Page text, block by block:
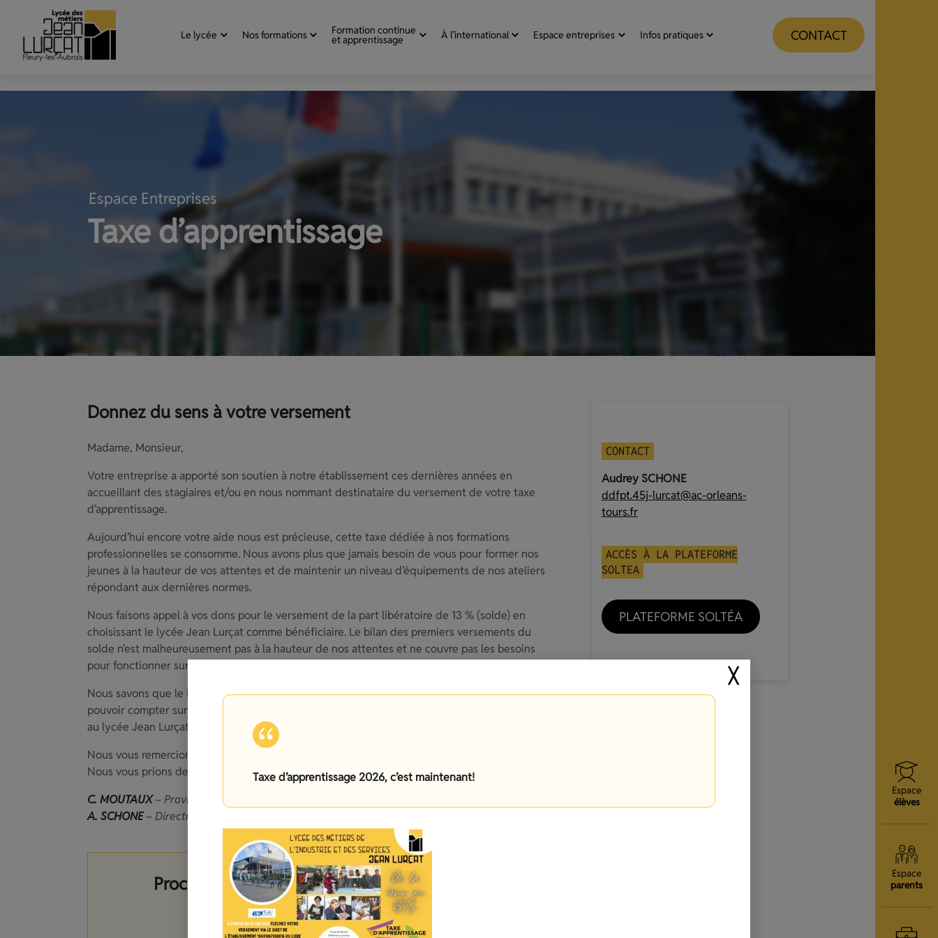
Aller au contenu
Le lycée Nos formations Formation continue
et apprentissage À l’international Espace entreprises Infos pratiques CONTACT
Espace
élèves
Espace
parents
Espace Entreprises
Taxe d’apprentissage
Donnez du sens à votre versement
Madame, Monsieur,
Votre entreprise a apporté son soutien à notre établissement ces dernières années en
accueillant des stagiaires et/ou en nous nommant destinataire du versement de votre taxe
d’apprentissage.
Aujourd’hui encore votre aide nous est précieuse, cette taxe dédiée à nos formations
professionnelles se consomme. Nous avons plus que jamais besoin de vous pour former nos
jeunes à la hauteur de vos attentes et de maintenir un niveau d’équipements de nos ateliers
répondant aux dernières normes.
Nous faisons appel à vos dons pour le versement de la part libératoire de 13 % (solde) en
choisissant le lycée Jean Lurçat comme bénéficiaire. Le bilan des premiers versements du
solde n’est malheureusement pas à la hauteur de nos attentes et ne couvre pas les besoins
pour fonctionner sur les plateaux techniques de manière optimale.
Nous savons que le lancement de la plateforme SOLTéA a été laborieux et nous espérons
pouvoir compter sur votre aide pour attribuer votre versement (si cela n’a pas encore été fait)
au lycée Jean Lurçat.
Nous vous remercions de l’attention que vous apportez à notre demande,
Nous vous prions de recevoir, Madame, Monsieur, nos meilleures salutations.
C. MOUTAUX– Proviseure
A. SCHONE– Directrice déléguée aux formations
Procédure de versement du solde de la taxe
d’apprentissage
CONTACT
Audrey SCHONE
ddfpt.45j-lurcat@ac-orleans-
tours.fr
ACCÈS À LA PLATEFORME
SOLTEA
PLATEFORME SOLTÉA
Taxe d’apprentissage 2026, c’est maintenant!
╳
Panneau de gestion des cookies